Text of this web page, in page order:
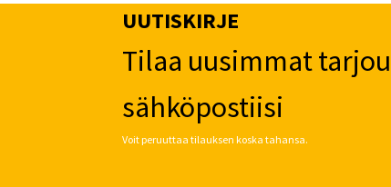
UUTISKIRJE
Tilaa uusimmat
sähköpostiisi
Voit peruuttaa tilauksen koska tahansa.